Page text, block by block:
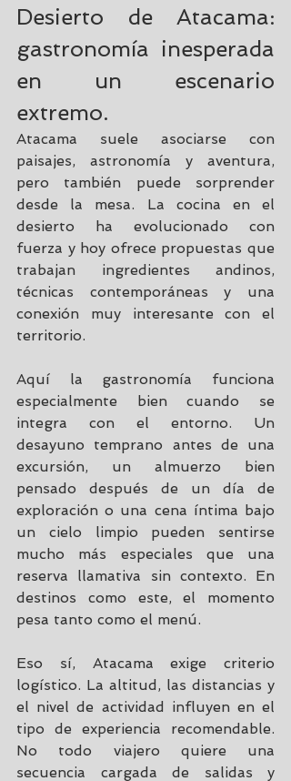
Desierto de Atacama:
gastronomía inesperada
en un escenario
extremo.
Atacama suele asociarse con
paisajes, astronomía y aventura,
pero también puede sorprender
desde la mesa. La cocina en el
desierto ha evolucionado con
fuerza y hoy ofrece propuestas que
trabajan ingredientes andinos,
técnicas contemporáneas y una
conexión muy interesante con el
territorio.
Aquí la gastronomía funciona
especialmente bien cuando se
integra con el entorno. Un
desayuno temprano antes de una
excursión, un almuerzo bien
pensado después de un día de
exploración o una cena íntima bajo
un cielo limpio pueden sentirse
mucho más especiales que una
reserva llamativa sin contexto. En
destinos como este, el momento
pesa tanto como el menú.
Eso sí, Atacama exige criterio
logístico. La altitud, las distancias y
el nivel de actividad influyen en el
tipo de experiencia recomendable.
No todo viajero quiere una
secuencia cargada de salidas y